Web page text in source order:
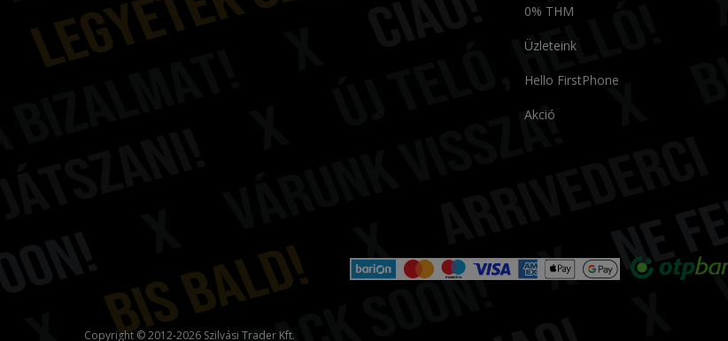
0% THM
Üzleteink
Hello FirstPhone
Akció
Copyright © 2012-2026 Szilvási Trader Kft.